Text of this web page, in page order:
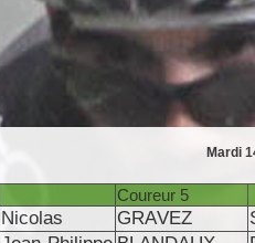
Mardi
Coureur 5
Nicolas GRAVEZ